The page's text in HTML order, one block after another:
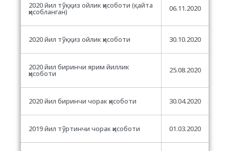
2020 йил тўққиз ойлик ҳисоботи (қайта
ҳисобланган) 06.11.2020
2020 йил тўққиз ойлик ҳисоботи 30.10.2020
2020 йил биринчи ярим йиллик
ҳисоботи 25.08.2020
2020 йил биринчи чорак ҳисоботи 30.04.2020
2019 йил тўртинчи чорак ҳисоботи 01.03.2020